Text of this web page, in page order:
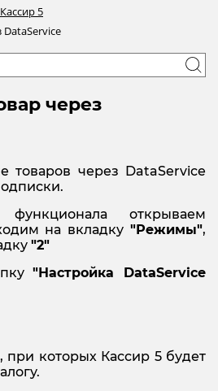
5
DataService
через
товаров через DataService
открываем
на вкладку "Режимы",
"2"
"Настройка DataService
при которых Кассир 5 будет